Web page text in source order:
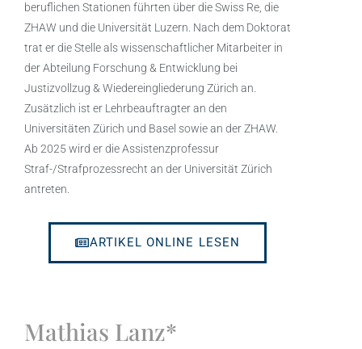
beruflichen Stationen führten über die Swiss Re, die
ZHAW und die Universität Luzern. Nach dem Doktorat
trat er die Stelle als wissenschaftlicher Mitarbeiter in
der Abteilung Forschung & Entwicklung bei
Justizvollzug & Wiedereingliederung Zürich an.
Zusätzlich ist er Lehrbeauftragter an den
Universitäten Zürich und Basel sowie an der ZHAW.
Ab 2025 wird er die Assistenzprofessur
Straf-/Strafprozessrecht an der Universität Zürich
antreten.
ARTIKEL ONLINE LESEN
Mathias Lanz*